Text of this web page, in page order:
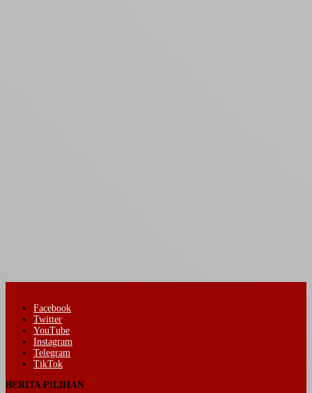
Facebook
Twitter
YouTube
Instagram
Telegram
TikTok
BERITA PILIHAN